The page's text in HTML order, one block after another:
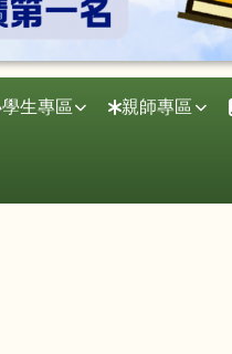
學生專區 親師專區